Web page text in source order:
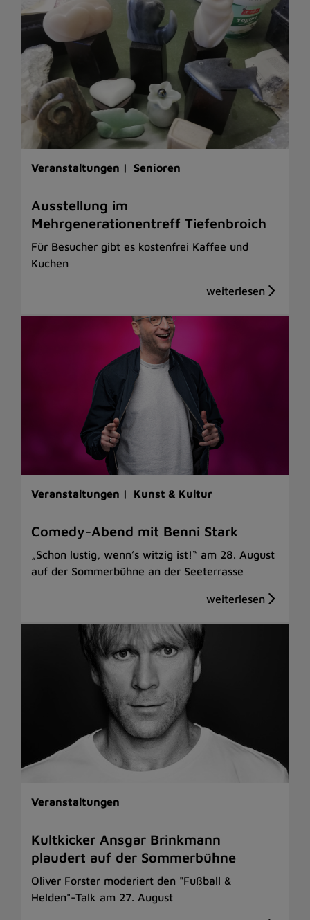
Veranstaltungen | Senioren
Ausstellung im
Mehrgenerationentreff Tiefenbroich
Für Besucher gibt es kostenfrei Kaffee und
Kuchen
Veranstaltungen | Kunst & Kultur
Comedy-Abend mit Benni Stark
„Schon lustig, wenn’s witzig ist!“ am 28. August
auf der Sommerbühne an der Seeterrasse
Veranstaltungen
Kultkicker Ansgar Brinkmann
plaudert auf der Sommerbühne
Oliver Forster moderiert den "Fußball &
Helden"-Talk am 27. August